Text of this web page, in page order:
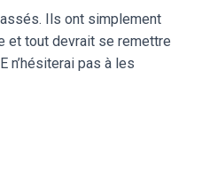
Ils ont simplement
et tout devrait se remettre
n’hésiterai pas à les